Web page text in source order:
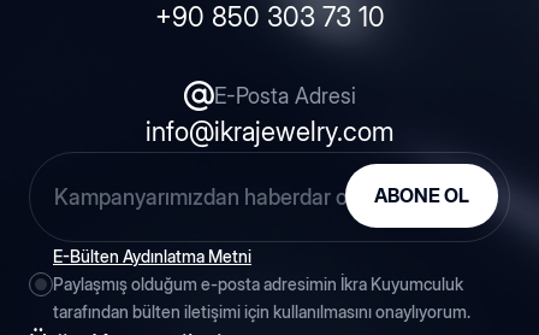
İnsan Kaynakları
Fuarlar
Etkinlikler
+90 850 303 73 10
E-Posta Adresi
info@ikrajewelry.com
ABONE OL
E-Bülten Aydınlatma Metni
Paylaşmış olduğum e-posta adresimin İkra Kuyumculuk
tarafından bülten iletişimi için kullanılmasını onaylıyorum.